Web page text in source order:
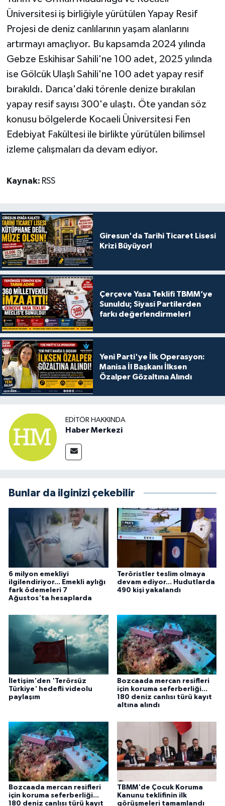
Üniversitesi iş birliğiyle yürütülen Yapay Resif
Projesi de deniz canlılarının yaşam alanlarını
artırmayı amaçlıyor. Bu kapsamda 2024 yılında
Gebze Eskihisar Sahili'ne 100 adet, 2025 yılında
ise Gölcük Ulaşlı Sahili'ne 100 adet yapay resif
bırakıldı. Darıca'daki törenle denize bırakılan
yapay resif sayısı 300'e ulaştı. Öte yandan söz
konusu bölgelerde Kocaeli Üniversitesi Fen
Edebiyat Fakültesi ile birlikte yürütülen bilimsel
izleme çalışmaları da devam ediyor.
Kaynak: RSS
Giresun'da Tarihi Ticaret Lisesi
Krizi Büyüyor!
Çerçeve Yasa Teklifi TBMM’ye
Sunuldu; Siyasi Partilerden
farkı değerlendirmeler!
Yeni Parti'ye İlk Operasyon:
Manisa İl Başkanı İlksen
Özalper Gözaltına Alındı
EDITÖR HAKKINDA
Haber Merkezi
Bunlar da ilginizi çekebilir
6 milyon emekliyi
ilgilendiriyor... Emekli aylığı
fark ödemeleri 7
Ağustos'ta hesaplarda
Teröristler teslim olmaya
devam ediyor... Hudutlarda
490 kişi yakalandı
İletişim'den 'Terörsüz
Türkiye' hedefli videolu
paylaşım
Bozcaada mercan resifleri
için koruma seferberliği...
180 deniz canlısı türü kayıt
altına alındı
Bozcaada mercan resifleri
için koruma seferberliği...
180 deniz canlısı türü kayıt
TBMM'de Çocuk Koruma
Kanunu teklifinin ilk
görüşmeleri tamamlandı